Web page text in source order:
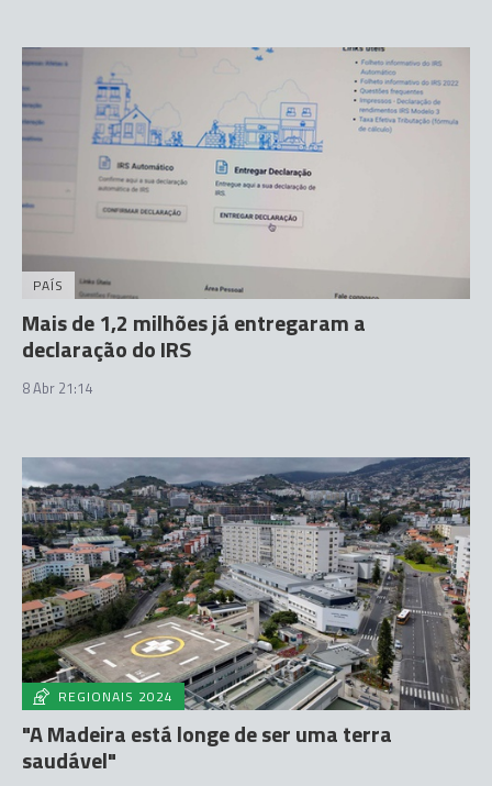
PAÍS
Mais de 1,2 milhões já entregaram a
declaração do IRS
8 Abr 21:14
REGIONAIS 2024
"A Madeira está longe de ser uma terra
saudável"